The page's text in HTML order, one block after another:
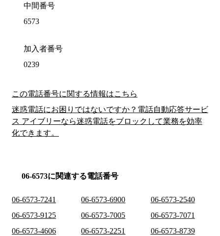
中間番号
6573
加入者番号
0239
この電話番号に関する情報はこちら
迷惑電話にお困りではないですか？電話自動応答サービ
ス アイブリーなら迷惑電話をブロックして業務を効率
化できます。
06-6573に関連する電話番号
06-6573-7241 06-6573-6900
06-6573-2540
06-6573-9125
06-6573-7005
06-6573-7071
06-6573-4606
06-6573-2251
06-6573-8739